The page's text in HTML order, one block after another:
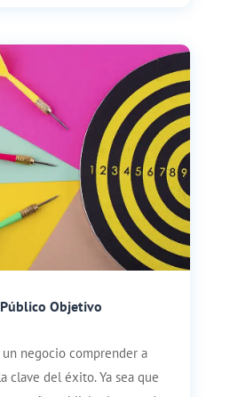
Objetivo
negocio comprender a
clave del éxito. Ya sea que